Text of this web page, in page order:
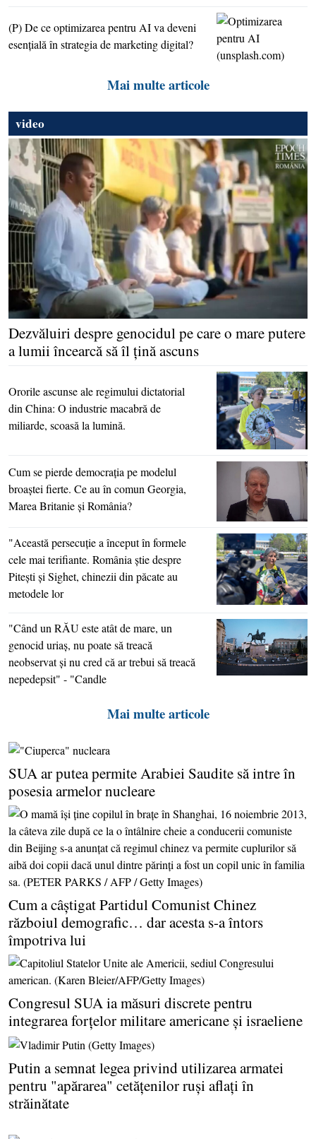
video
Dezvăluiri despre genocidul pe care o mare putere
a lumii încearcă să îl ţină ascuns
Ororile ascunse ale regimului dictatorial
din China: O industrie macabră de
miliarde, scoasă la lumină.
Cum se pierde democraţia pe modelul
broaştei fierte. Ce au în comun Georgia,
Marea Britanie şi România?
"Această persecuţie a început în formele
cele mai terifiante. România ştie despre
Piteşti şi Sighet, chinezii din păcate au
metodele lor
"Când un RĂU este atât de mare, un
genocid uriaş, nu poate să treacă
neobservat şi nu cred că ar trebui să treacă
nepedepsit" - "Candle
Mai multe articole
(P) De ce optimizarea pentru AI va deveni
esenţială în strategia de marketing digital?
Mai multe articole
SUA ar putea permite Arabiei Saudite să intre în
posesia armelor nucleare
Cum a câştigat Partidul Comunist Chinez
războiul demografic… dar acesta s-a întors
împotriva lui
Congresul SUA ia măsuri discrete pentru
integrarea forţelor militare americane şi israeliene
Putin a semnat legea privind utilizarea armatei
pentru "apărarea" cetăţenilor ruşi aflaţi în
străinătate